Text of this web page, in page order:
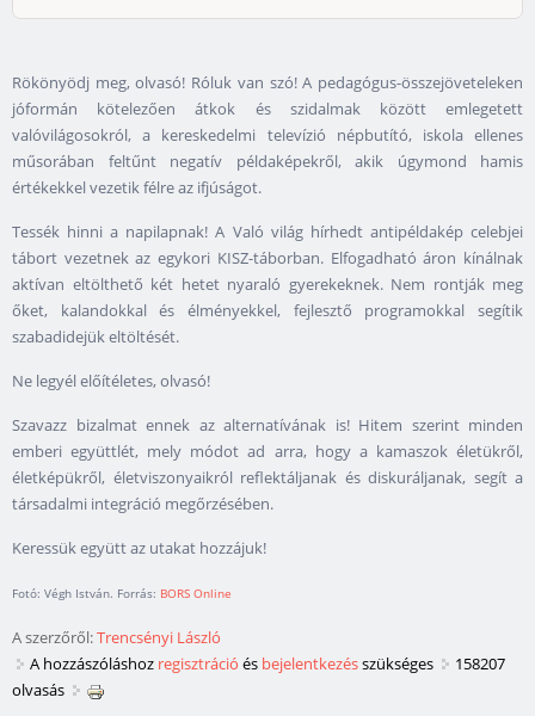
Rökönyödj meg, olvasó! Róluk van szó! A pedagógus-összejöveteleken
jóformán kötelezően átkok és szidalmak között emlegetett
valóvilágosokról, a kereskedelmi televízió népbutító, iskola ellenes
műsorában feltűnt negatív példaképekről, akik úgymond hamis
értékekkel vezetik félre az ifjúságot.
Tessék hinni a napilapnak! A Való világ hírhedt antipéldakép celebjei
tábort vezetnek az egykori KISZ-táborban. Elfogadható áron kínálnak
aktívan eltölthető két hetet nyaraló gyerekeknek. Nem rontják meg
őket, kalandokkal és élményekkel, fejlesztő programokkal segítik
szabadidejük eltöltését.
Ne legyél előítéletes, olvasó!
Szavazz bizalmat ennek az alternatívának is! Hitem szerint minden
emberi együttlét, mely módot ad arra, hogy a kamaszok életükről,
életképükről, életviszonyaikról reflektáljanak és diskuráljanak, segít a
társadalmi integráció megőrzésében.
Keressük együtt az utakat hozzájuk!
Fotó: Végh István. Forrás: BORS Online
A szerzőről:Trencsényi László
A hozzászóláshoz regisztráció és bejelentkezésszükséges
158207
olvasás